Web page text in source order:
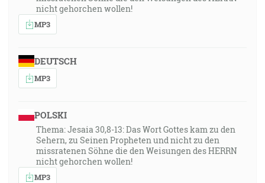
nicht gehorchen wollen!
MP3
DEUTSCH
MP3
POLSKI
Thema: Jesaia 30,8-13: Das Wort Gottes kam zu den
Sehern, zu Seinen Propheten und nicht zu den
missratenen Söhne die den Weisungen des HERRN
nicht gehorchen wollen!
MP3